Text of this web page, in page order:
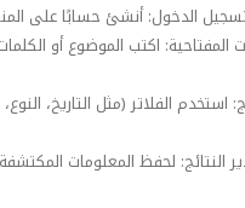
المفتاحية: اكتب الموضوع أو
استخدم الفلاتر (مثل التاريخ،
النتائج: لحفظ المعلومات